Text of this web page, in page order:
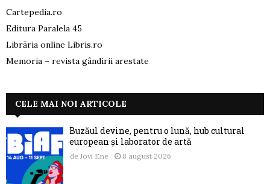
Cartepedia.ro
Editura Paralela 45
Librăria online Libris.ro
Memoria – revista gândirii arestate
CELE MAI NOI ARTICOLE
Buzăul devine, pentru o lună, hub cultural
european și laborator de artă
de Jovi Ene 8 august 2026